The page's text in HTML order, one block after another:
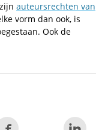
auteursrechten van
vorm dan ook, is
Ook de